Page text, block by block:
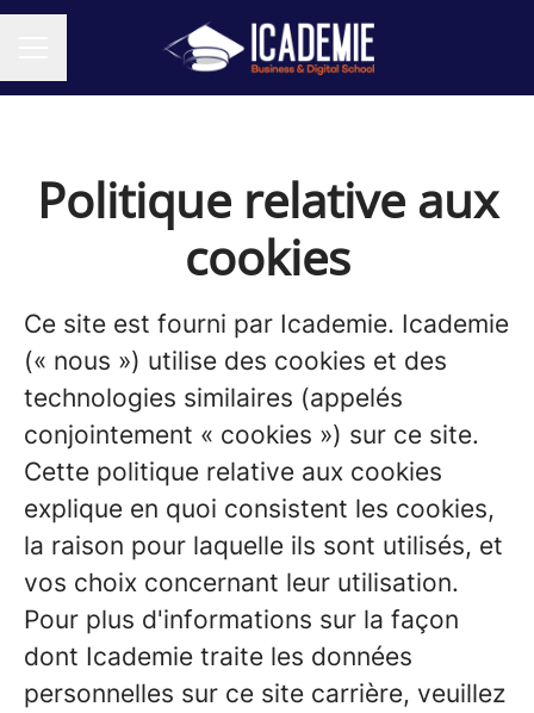
Politique relative aux
cookies
Ce site est fourni par Icademie. Icademie
(« nous ») utilise des cookies et des
technologies similaires (appelés
conjointement « cookies ») sur ce site.
Cette politique relative aux cookies
explique en quoi consistent les cookies,
la raison pour laquelle ils sont utilisés, et
vos choix concernant leur utilisation.
Pour plus d'informations sur la façon
dont Icademie traite les données
personnelles sur ce site carrière, veuillez